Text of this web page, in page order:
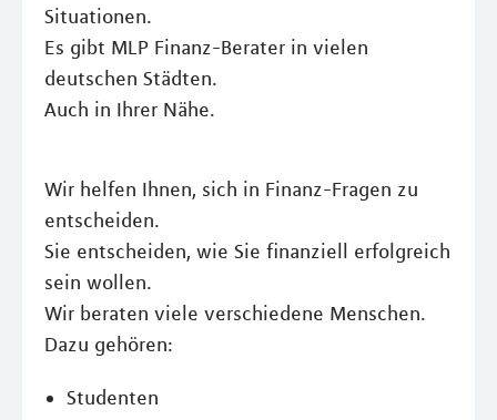
Situationen.
Es gibt MLP Finanz-Berater in vielen
deutschen Städten.
Auch in Ihrer Nähe.
Wir helfen Ihnen, sich in Finanz-Fragen zu
entscheiden.
Sie entscheiden, wie Sie finanziell erfolgreich
sein wollen.
Wir beraten viele verschiedene Menschen.
Dazu gehören:
Studenten